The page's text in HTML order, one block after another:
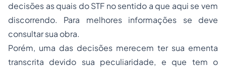
decisões as quais do STF no sentido a que aqui se vem
discorrendo. Para melhores informações se deve
consultar sua obra.
Porém, uma das decisões merecem ter sua ementa
transcrita devido sua peculiaridade, e que tem o